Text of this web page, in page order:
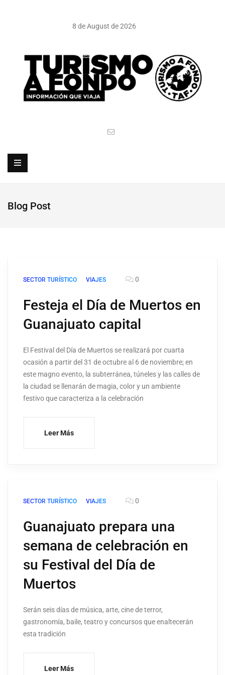
8 de August de 2026
Blog Post
SECTOR TURÍSTICO VIAJES 0
Festeja el Día de Muertos en
Guanajuato capital
El Festival del Día de Muertos se realizará por cuarta
ocasión a partir del 31 de octubre al 6 de noviembre; en
este magno evento, la subterránea, túneles y las calles de
la ciudad se llenarán de magia, color y un ambiente
festivo que caracteriza a la celebración
Leer Más
SECTOR TURÍSTICO VIAJES 0
Guanajuato prepara una
semana de celebración en
su Festival del Día de
Muertos
Serán seis días de música, arte, cine de terror,
gastronomía, baile, teatro y concursos que enaltecerán
esta tradición
Leer Más